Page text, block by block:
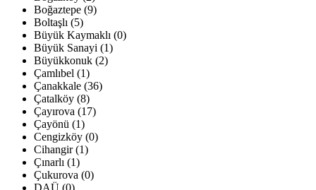
Boğaztepe (9)
Boltaşlı (5)
Büyük Kaymaklı (0)
Büyük Sanayi (1)
Büyükkonuk (2)
Çamlıbel (1)
Çanakkale (36)
Çatalköy (8)
Çayırova (17)
Çayönü (1)
Cengizköy (0)
Cihangir (1)
Çınarlı (1)
Çukurova (0)